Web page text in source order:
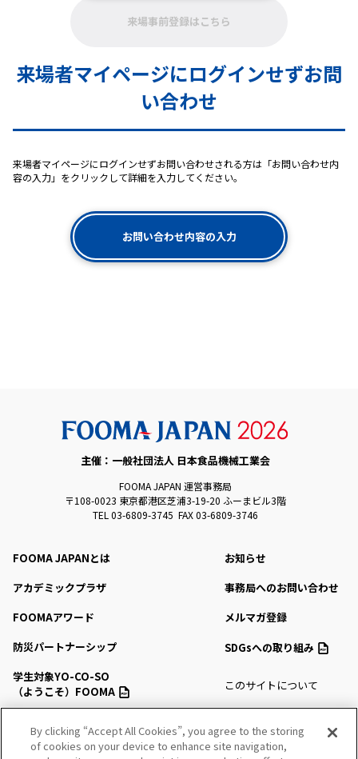
来場事前登録はこちら
来場者マイページにログインせずお問
い合わせ
来場者マイページにログインせずお問い合わせされる方は「お問い合わせ内
容の入力」をクリックして詳細を入力してください。
お問い合わせ内容の入力
主催：一般社団法人 日本食品機械工業会
FOOMA JAPAN 運営事務局
〒108-0023 東京都港区芝浦3-19-20 ふーまビル3階
TEL 03-6809-3745 FAX 03-6809-3746
FOOMA JAPANとは
アカデミックプラザ
FOOMAアワード
防災パートナーシップ
学生対象YO-CO-SO
（ようこそ）FOOMA
会場マップ・サービス
お知らせ
事務局へのお問い合わせ
メルマガ登録
SDGsへの取り組み
このサイトについて
サイトマップ
By clicking “Accept All Cookies”, you agree to the storing
of cookies on your device to enhance site navigation,